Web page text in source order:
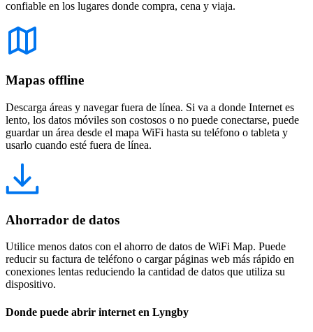
confiable en los lugares donde compra, cena y viaja.
Mapas offline
Descarga áreas y navegar fuera de línea. Si va a donde Internet es
lento, los datos móviles son costosos o no puede conectarse, puede
guardar un área desde el mapa WiFi hasta su teléfono o tableta y
usarlo cuando esté fuera de línea.
Ahorrador de datos
Utilice menos datos con el ahorro de datos de WiFi Map. Puede
reducir su factura de teléfono o cargar páginas web más rápido en
conexiones lentas reduciendo la cantidad de datos que utiliza su
dispositivo.
Donde puede abrir internet en Lyngby